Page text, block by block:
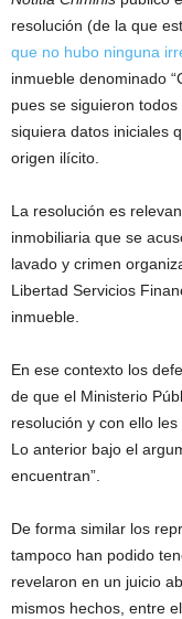
resolución (de la que
que no hubo ninguna
inmueble denominado
pues se siguieron
siquiera datos iniciales
origen ilícito.
La resolución es
inmobiliaria que se
lavado y crimen
Libertad Servicios
inmueble.
En ese contexto los
de que el Ministerio
resolución y con ello
Lo anterior bajo el
encuentran”.
De forma similar los
tampoco han podido
revelaron en un juicio
mismos hechos, entre